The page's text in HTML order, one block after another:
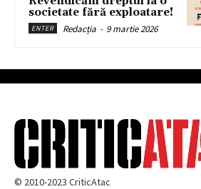
societate fără exploatare!
ENTER Redacția - 9 martie 2026
© 2010-2023 CriticAtac